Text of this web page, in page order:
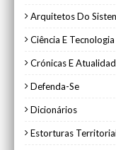
Arquitetos Do
Ciência E Tecnologia
Crónicas E
Defenda-Se
Dicionários
Estorturas